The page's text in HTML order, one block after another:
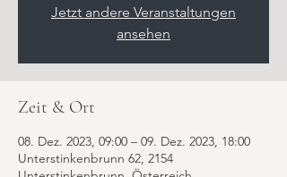
Jetzt andere Veranstaltungen
ansehen
Zeit & Ort
08. Dez. 2023, 09:00 – 09. Dez. 2023, 18:00
Unterstinkenbrunn 62, 2154